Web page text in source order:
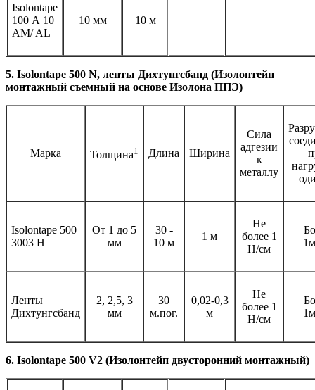
Isolontape
100 А 10
AM/ AL
10 мм 10 м
5. Isolontape 500 N, ленты Дихтунгсбанд (Изолонтейп
монтажный съемный на основе Изолона ППЭ)
Марка Толщина1 Длина Ширина
Сила
адгезии
к
металлу
Isolontape 500
3003 Н
От 1 до 5
мм
30 -
10 м
1 м
Не
более 1
Н/см
Ленты
Дихтунгсбанд
2, 2,5, 3
мм
30
м.пог.
0,02-0,3
м
Не
более 1
Н/см
6. Isolontape 500 V2 (Изолонтейп двусторонний монтажный)